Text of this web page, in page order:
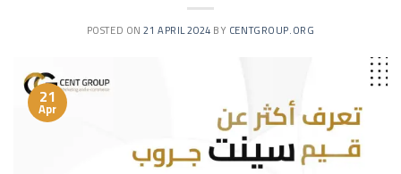
POSTED ON21 APRIL 2024BY CENTGROUP.ORG
21
Apr